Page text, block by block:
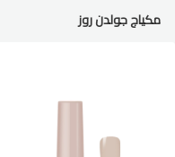
مكياج جولدن روز